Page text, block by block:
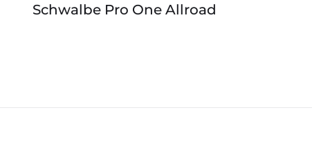
Schwalbe Pro One Allroad